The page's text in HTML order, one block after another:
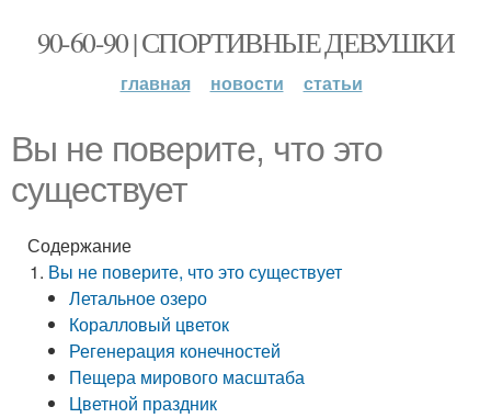
90-60-90 | СПОРТИВНЫЕ ДЕВУШКИ
главная новости статьи
Вы не поверите, что это
существует
Содержание
Вы не поверите, что это существует
Летальное озеро
Коралловый цветок
Регенерация конечностей
Пещера мирового масштаба
Цветной праздник